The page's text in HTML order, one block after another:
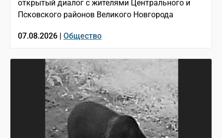
открытый диалог с жителями Центрального и
Псковского районов Великого Новгорода
07.08.2026 | Общество